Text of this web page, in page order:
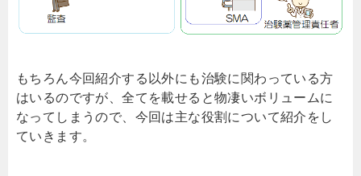
もちろん今回紹介する以外にも治験に関わっている方
はいるのですが、全てを載せると物凄いボリュームに
なってしまうので、今回は主な役割について紹介をし
ていきます。